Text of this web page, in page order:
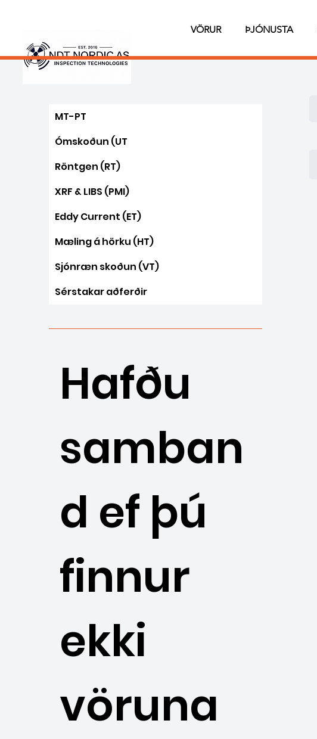
VÖRUR ÞJÓNUSTA
MT-PT
Ómskoðun (UT
Röntgen (RT)
XRF & LIBS (PMI)
Eddy Current (ET)
Mæling á hörku (HT)
Sjónræn skoðun (VT)
Sérstakar aðferðir
Hafðu
samban
d ef þú
finnur
ekki
vöruna